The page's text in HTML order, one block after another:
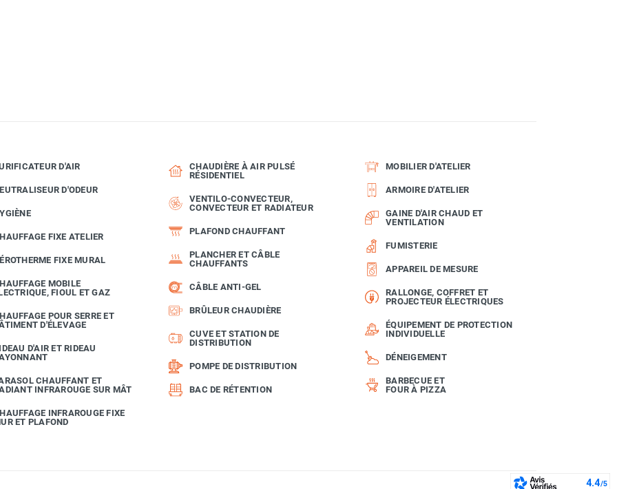
D'AIR
D'ODEUR
FIXE ATELIER
FIXE MURAL
MOBILE
FIOUL ET GAZ
POUR SERRE ET
D'ÉLEVAGE
D'AIR ET RIDEAU
CHAUFFANT ET
INFRAROUGE SUR MÂT
INFRAROUGE FIXE
ET PLAFOND
CHAUDIÈRE À AIR PULSÉ
RÉSIDENTIEL
VENTILO-CONVECTEUR,
CONVECTEUR ET RADIATEUR
PLAFOND CHAUFFANT
PLANCHER ET CÂBLE
CHAUFFANTS
CÂBLE ANTI-GEL
BRÛLEUR CHAUDIÈRE
CUVE ET STATION DE
DISTRIBUTION
POMPE DE DISTRIBUTION
BAC DE RÉTENTION
MOBILIER D'ATELIER
ARMOIRE D'ATELIER
GAINE D'AIR CHAUD ET
VENTILATION
FUMISTERIE
APPAREIL DE MESURE
RALLONGE, COFFRET ET
PROJECTEUR ÉLECTRIQUES
ÉQUIPEMENT DE PROTECTION
INDIVIDUELLE
DÉNEIGEMENT
BARBECUE ET
FOUR À PIZZA